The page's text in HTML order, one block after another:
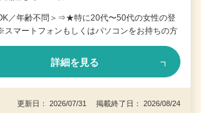
／年齢不問＞⇒★特に20代〜50代の女性の登
マートフォンもしくはパソコンをお持ちの方
詳細を見る
更新日： 2026/07/31 掲載終了日： 2026/08/24